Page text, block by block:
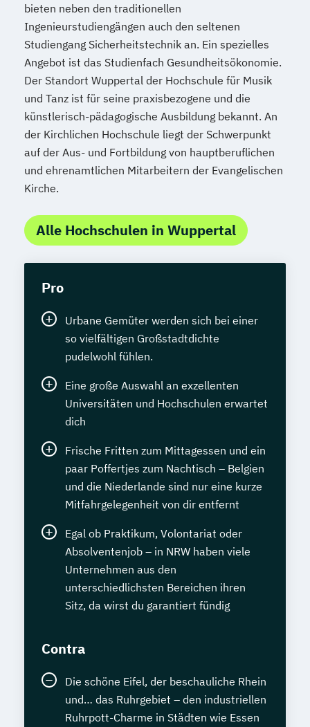
bieten neben den traditionellen
Ingenieurstudiengängen auch den seltenen
Studiengang Sicherheitstechnik an. Ein spezielles
Angebot ist das Studienfach Gesundheitsökonomie.
Der Standort Wuppertal der Hochschule für Musik
und Tanz ist für seine praxisbezogene und die
künstlerisch-pädagogische Ausbildung bekannt. An
der Kirchlichen Hochschule liegt der Schwerpunkt
auf der Aus- und Fortbildung von hauptberuflichen
und ehrenamtlichen Mitarbeitern der Evangelischen
Kirche.
Alle Hochschulen in Wuppertal
Pro
Urbane Gemüter werden sich bei einer
so vielfältigen Großstadtdichte
pudelwohl fühlen.
Eine große Auswahl an exzellenten
Universitäten und Hochschulen erwartet
dich
Frische Fritten zum Mittagessen und ein
paar Poffertjes zum Nachtisch – Belgien
und die Niederlande sind nur eine kurze
Mitfahrgelegenheit von dir entfernt
Egal ob Praktikum, Volontariat oder
Absolventenjob – in NRW haben viele
Unternehmen aus den
unterschiedlichsten Bereichen ihren
Sitz, da wirst du garantiert fündig
Contra
Die schöne Eifel, der beschauliche Rhein
und… das Ruhrgebiet – den industriellen
Ruhrpott-Charme in Städten wie Essen